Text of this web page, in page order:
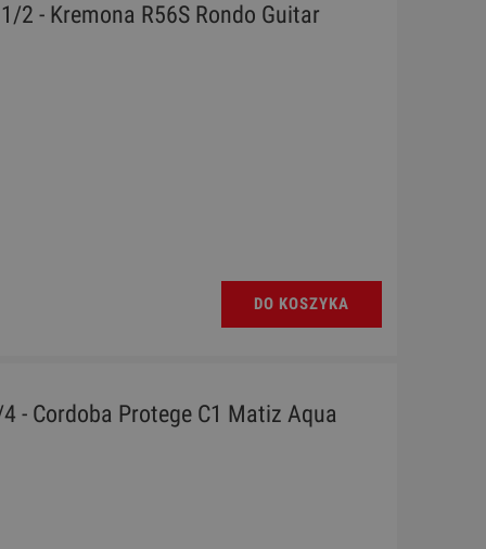
2 - Kremona R56S Rondo Guitar
DO KOSZYKA
- Cordoba Protege C1 Matiz Aqua